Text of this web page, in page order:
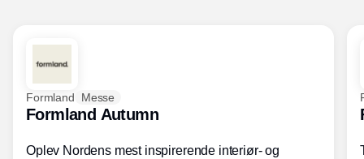
Formland Messe
Formland Autumn
Oplev Nordens mest inspirerende interiør- og